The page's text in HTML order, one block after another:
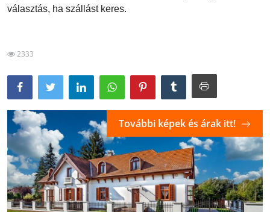
Szállások Hajdúszoboszlón
választás, ha szállást keres.
2333
További képek és árak itt!